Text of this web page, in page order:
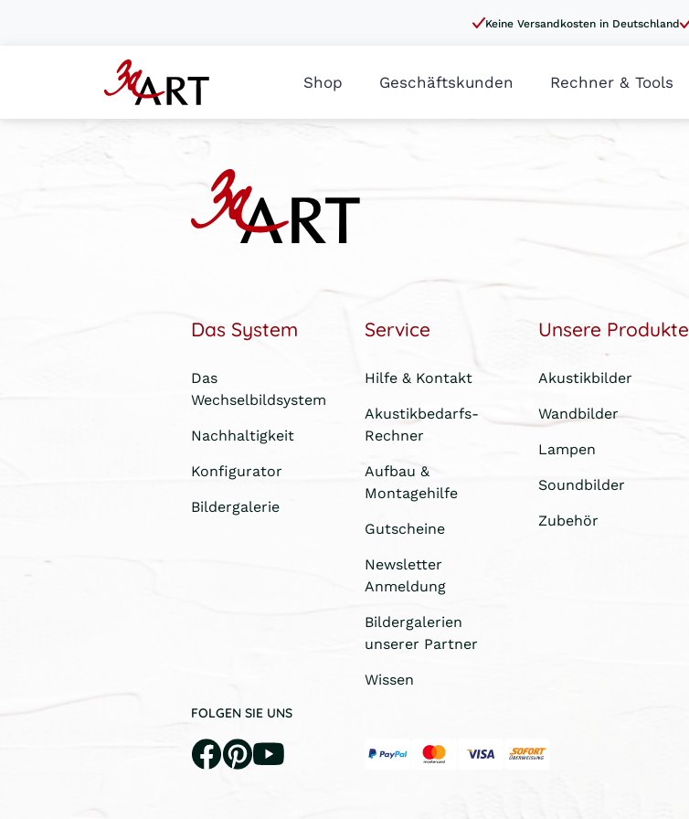
Keine Versandkosten in Deutschland
Shop Geschäftskunden Rechner & Tools
Das System
Das
Wechselbildsystem
Nachhaltigkeit
Konfigurator
Bildergalerie
Service
Hilfe & Kontakt
Akustikbedarfs-
Rechner
Aufbau &
Montagehilfe
Gutscheine
Newsletter
Anmeldung
Bildergalerien
unserer Partner
Wissen
Unsere Produkte
Akustikbilder
Wandbilder
Lampen
Soundbilder
Zubehör
FOLGEN SIE UNS